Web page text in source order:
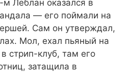
Леблан оказался в
— его поймали на
Сам он утверждал,
Мол, ехал пьяный на
стрип-клуб, там его
затащила в